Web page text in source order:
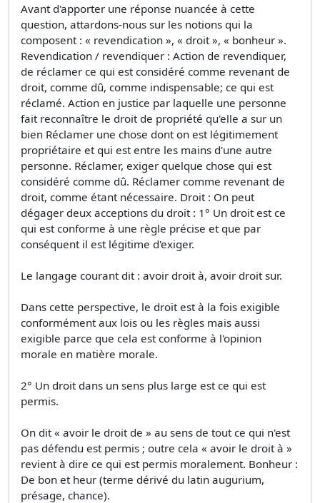
Avant d'apporter une réponse nuancée à cette
question, attardons-nous sur les notions qui la
composent : « revendication », « droit », « bonheur ».
Revendication / revendiquer : Action de revendiquer,
de réclamer ce qui est considéré comme revenant de
droit, comme dû, comme indispensable; ce qui est
réclamé. Action en justice par laquelle une personne
fait reconnaître le droit de propriété qu'elle a sur un
bien Réclamer une chose dont on est légitimement
propriétaire et qui est entre les mains d'une autre
personne. Réclamer, exiger quelque chose qui est
considéré comme dû. Réclamer comme revenant de
droit, comme étant nécessaire. Droit : On peut
dégager deux acceptions du droit : 1° Un droit est ce
qui est conforme à une règle précise et que par
conséquent il est légitime d'exiger.
Le langage courant dit : avoir droit à, avoir droit sur.
Dans cette perspective, le droit est à la fois exigible
conformément aux lois ou les règles mais aussi
exigible parce que cela est conforme à l'opinion
morale en matière morale.
2° Un droit dans un sens plus large est ce qui est
permis.
On dit « avoir le droit de » au sens de tout ce qui n'est
pas défendu est permis ; outre cela « avoir le droit à »
revient à dire ce qui est permis moralement. Bonheur :
De bon et heur (terme dérivé du latin augurium,
présage, chance).